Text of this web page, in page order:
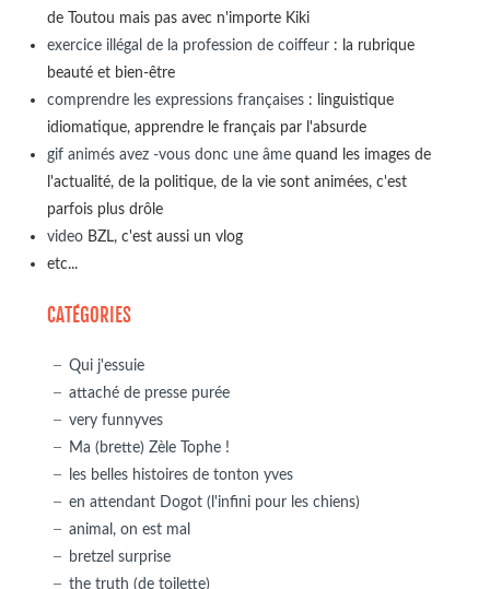
de Toutou mais pas avec n'importe Kiki
exercice illégal de la profession de coiffeur: la rubrique
beauté et bien-être
comprendre les expressions françaises: linguistique
idiomatique, apprendre le français par l'absurde
gif animés avez -vous donc une âmequand les images de
l'actualité, de la politique, de la vie sont animées, c'est
parfois plus drôle
videoBZL, c'est aussi un vlog
etc...
CATÉGORIES
Qui j'essuie
attaché de presse purée
very funnyves
Ma (brette) Zèle Tophe !
les belles histoires de tonton yves
en attendant Dogot (l'infini pour les chiens)
animal, on est mal
bretzel surprise
the truth (de toilette)